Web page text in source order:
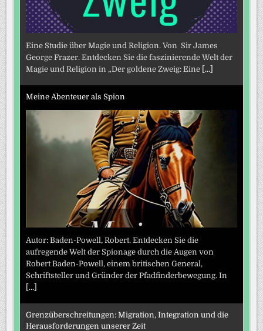
Eine Studie über Magie und Religion. Von Sir James
George Frazer. Entdecken Sie die faszinierende Welt der
Magie und Religion in „Der goldene Zweig: Eine [...]
Meine Abenteuer als Spion
Autor: Baden-Powell, Robert. Entdecken Sie die
aufregende Welt der Spionage durch die Augen von
Robert Baden-Powell, einem britischen General,
Schriftsteller und Gründer der Pfadfinderbewegung. In
[...]
Grenzüberschreitungen: Migration, Integration und die
Herausforderungen unserer Zeit